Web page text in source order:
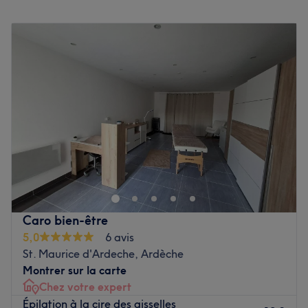
délicieux instant de relaxation grâce à un massage du
Finissez ce pur moment beauté et sérénité avec un soin
du visage anti-âge Cellu M6 by LPG ou un délicat soin
Institut Camy : votre rendez-vous beauté et bien-être !
Voir le salon
Mercredi
19:30
10:00
19:30
10:00
La Maison des Beautés est un très beau salon de beauté
situé à Maisons-Alfort dans le Val-de-Marne, dans le
centre commercial Les Juilliottes, tout près de la station
de métro Maisons Alfort Les Juilliottes.
Poussez la porte et découvrez un lieu spacieux et
lumineux, la Maison de Beauté est un salon très propre,
joliment décoré et très cosy où l'on passe un bon moment
de beauté ! Les fauteuils des beautés des pieds et les
tables de massage sont très confortables et les produits
Caro bien-être
5,0
6 avis
St. Maurice d'Ardeche, Ardèche
Montrer sur la carte
Chez votre expert
Épilation à la cire des aisselles